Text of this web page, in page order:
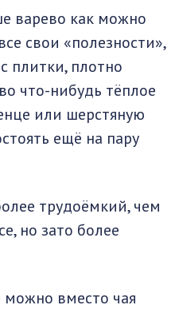
варево как можно
свои «полезности»,
плитки, плотно
что-нибудь тёплое
или шерстяную
ещё на пару
трудоёмкий, чем
но зато более
вместо чая